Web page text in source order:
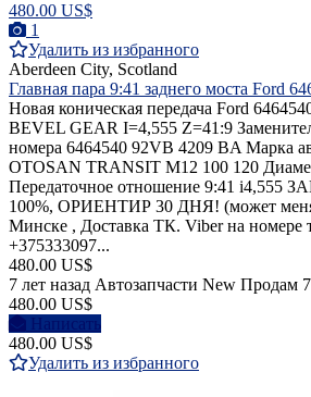
480.00 US$
1
Удалить из избранного
Aberdeen City, Scotland
Главная пара 9:41 заднего моста Ford
Новая коническая передача Ford
BEVEL GEAR I=4,555 Z=41:9
номера 6464540 92VB 4209 BA Марка
OTOSAN TRANSIT M12 100 120
Передаточное отношение 9:41
100%, ОРИЕНТИР 30 ДНЯ! (может
Минске , Доставка ТК. Viber на номере
+375333097...
480.00 US$
7 лет назад Автозапчасти New Продам
480.00 US$
Написать
480.00 US$
Удалить из избранного